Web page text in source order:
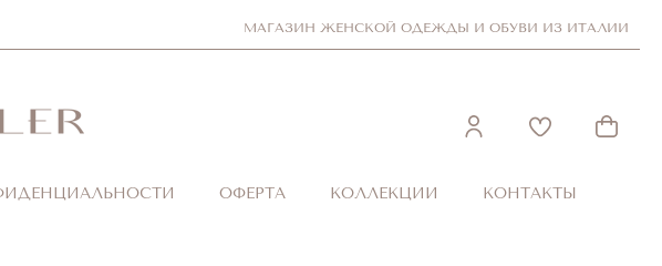
МАГАЗИН ЖЕНСКОЙ ОДЕЖДЫ И ОБУВИ ИЗ ИТАЛИИ
ОФЕРТА КОЛЛЕКЦИИ КОНТАКТЫ